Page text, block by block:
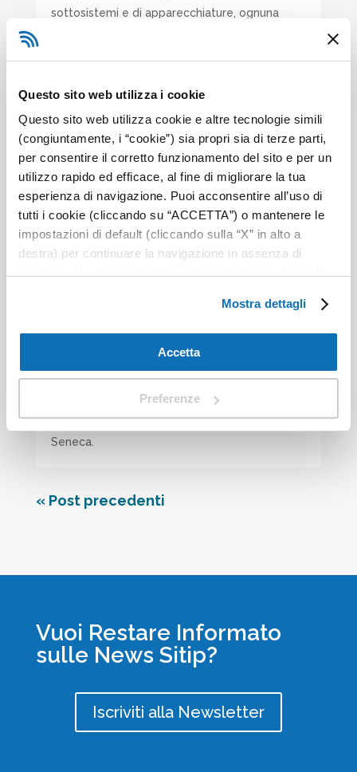
Questo sito web utilizza i cookie
Questo sito web utilizza cookie e altre tecnologie simili
(congiuntamente, i “cookie”) sia propri sia di terze parti,
per consentire il corretto funzionamento del sito e per un
utilizzo rapido ed efficace, al fine di migliorare la tua
esperienza di navigazione. Puoi acconsentire all’uso di
tutti i cookie (cliccando su “ACCETTA”) o mantenere le
impostazioni di default (cliccando sulla “X” in alto a
destra) per continuare la navigazione in assenza di
impostare e gestire le tue scelte per ogni categoria di
Mostra dettagli
Accetta
Preferenze
sottosistemi e di apparecchiature, ognuna
IOT (Internet of Things)
Una soluzione di IoT industriale (IIoT) realizzata
da Sitip. Come far lavorare i dati dell’IoT
integrando sensori Aranet, PLC e datalogger
Seneca.
« Post precedenti
Vuoi Restare Informato
sulle News Sitip?
Iscriviti alla Newsletter